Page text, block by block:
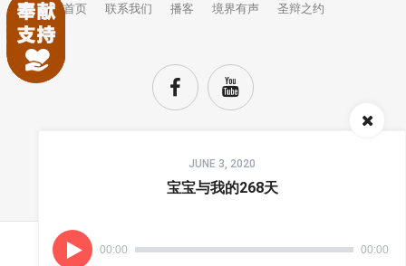
JUNE 3, 2020
宝宝与我的268天
00:00 00:00
首页 联系我们 播客 境界有声 圣辩之约
TOP